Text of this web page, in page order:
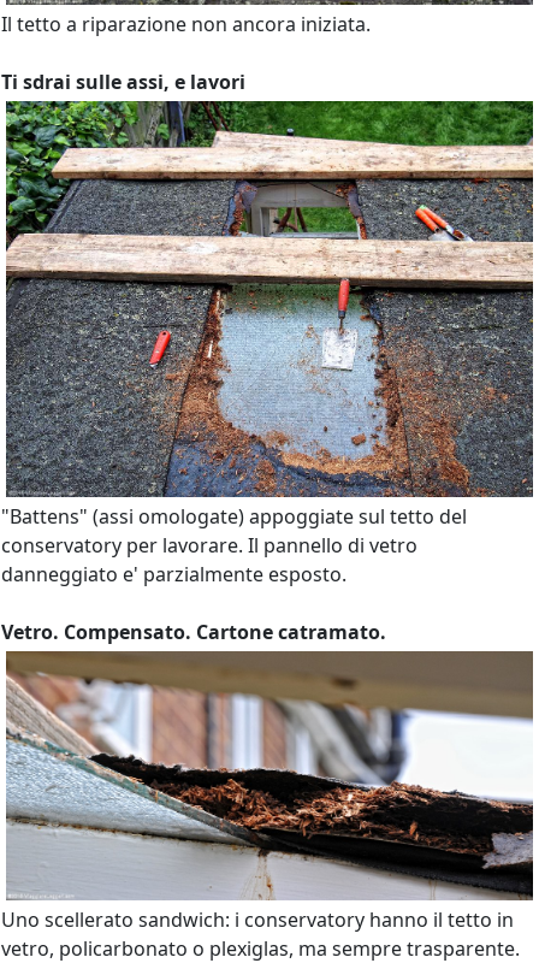
Il tetto a riparazione non ancora iniziata.
Ti sdrai sulle assi, e lavori
"Battens" (assi omologate) appoggiate sul tetto del
conservatory per lavorare. Il pannello di vetro
danneggiato e' parzialmente esposto.
Vetro. Compensato. Cartone catramato.
Uno scellerato sandwich: i conservatory hanno il tetto in
vetro, policarbonato o plexiglas, ma sempre trasparente.